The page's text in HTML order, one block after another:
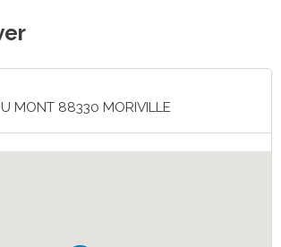
MONT 88330 MORIVILLE